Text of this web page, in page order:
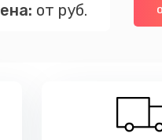
от руб.